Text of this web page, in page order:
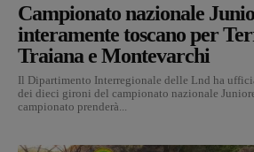
Campionato nazionale
interamente toscano per
Traiana e Montevarchi
Il Dipartimento Interregionale delle Lnd ha
dei dieci gironi del campionato nazionale
campionato prenderà...